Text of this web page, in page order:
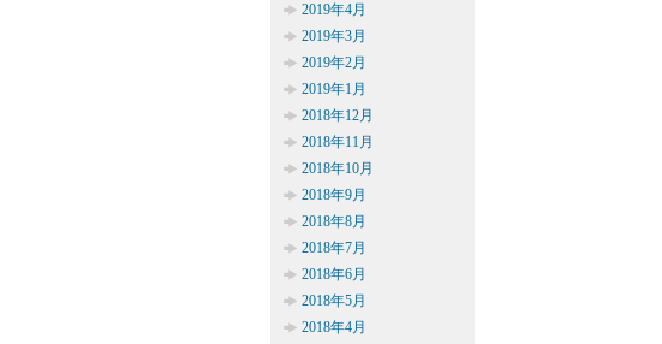
2019年4月
2019年3月
2019年2月
2019年1月
2018年12月
2018年11月
2018年10月
2018年9月
2018年8月
2018年7月
2018年6月
2018年5月
2018年4月